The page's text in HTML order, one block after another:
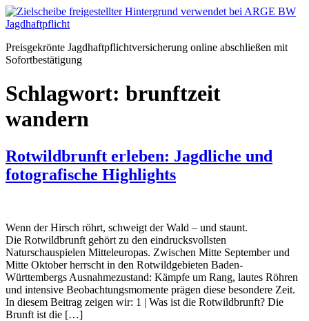
Zum
Inhalt
Preisgekrönte Jagdhaftpflichtversicherung online abschließen mit
Sofortbestätigung
Schlagwort: brunftzeit
wandern
Rotwildbrunft erleben: Jagdliche und
fotografische Highlights
Wenn der Hirsch röhrt, schweigt der Wald – und staunt.
Die Rotwildbrunft gehört zu den eindrucksvollsten
Naturschauspielen Mitteleuropas. Zwischen Mitte September und
Mitte Oktober herrscht in den Rotwildgebieten Baden-
Württembergs Ausnahmezustand: Kämpfe um Rang, lautes Röhren
und intensive Beobachtungsmomente prägen diese besondere Zeit.
In diesem Beitrag zeigen wir: 1 | Was ist die Rotwildbrunft? Die
Brunft ist die […]